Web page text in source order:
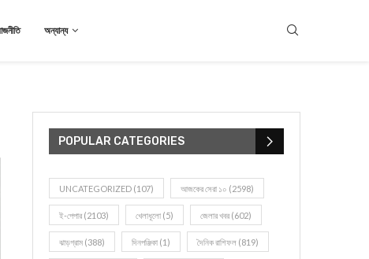
অন্যান্য
POPULAR CATEGORIES
UNCATEGORIZED (107) আজকের সেরা ১০ (2598)
ই-পেপার (2103) খেলাধূলো (5) জেলার খবর (602)
ঝাড়গ্রাম (388) দিনপঞ্জিকা (1) দৈনিক রাশিফল (819)